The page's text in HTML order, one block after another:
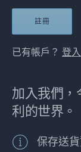
註冊
已有帳戶？ 登入
加入我們，
利的世界。
保存送